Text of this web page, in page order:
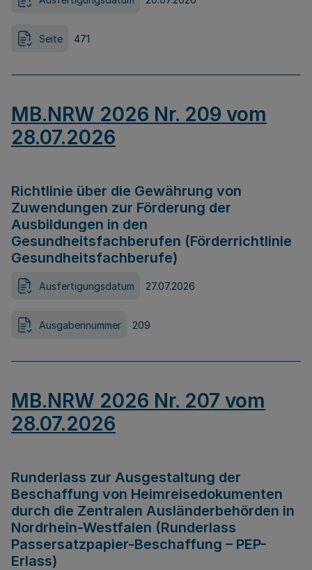
Seite 471
MB.NRW 2026 Nr. 209 vom
28.07.2026
Richtlinie über die Gewährung von
Zuwendungen zur Förderung der
Ausbildungen in den
Gesundheitsfachberufen (Förderrichtlinie
Gesundheitsfachberufe)
Ausfertigungsdatum 27.07.2026
Ausgabennummer 209
MB.NRW 2026 Nr. 207 vom
28.07.2026
Runderlass zur Ausgestaltung der
Beschaffung von Heimreisedokumenten
durch die Zentralen Ausländerbehörden in
Nordrhein-Westfalen (Runderlass
Passersatzpapier-Beschaffung – PEP-
Erlass)